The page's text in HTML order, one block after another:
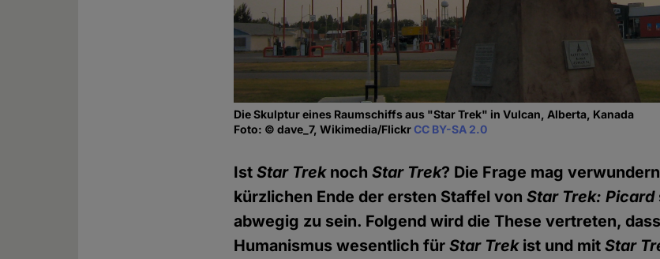
Die Skulptur eines Raumschiffs aus "Star Trek" in Vulcan, Alberta, Kanada
Foto: © dave_7, Wikimedia/FlickrCC BY-SA 2.0
IstStar TreknochStar Trek? Die Frage mag
kürzlichen Ende der ersten Staffel vonStar Trek: Picard
abwegig zu sein. Folgend wird die These vertreten,
Humanismus wesentlich fürStar Trekist und mitStar